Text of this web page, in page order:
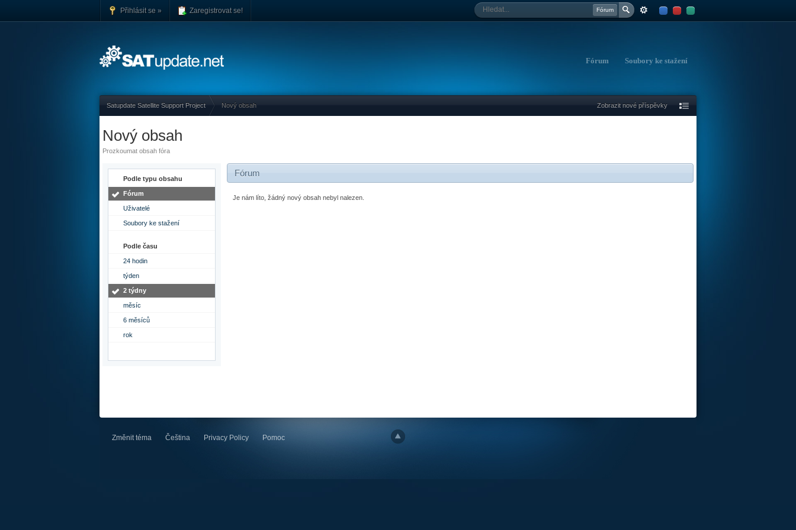
Přihlásit se » Zaregistrovat se! Fórum
Fórum Soubory ke stažení
Satupdate Satellite Support Project Nový obsah Zobrazit nové příspěvky
Nový obsah
Prozkoumat obsah fóra
Podle typu obsahu
Fórum
Uživatelé
Soubory ke stažení
Podle času
24 hodin
týden
2 týdny
měsíc
6 měsíců
rok
Fórum
Je nám líto, žádný nový obsah nebyl nalezen.
Změnit téma Čeština Privacy Policy Pomoc